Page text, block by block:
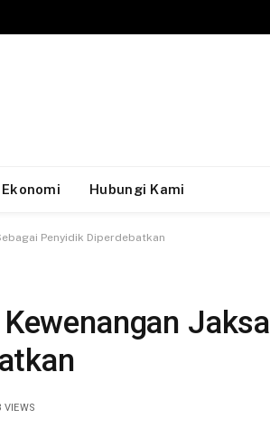
Ekonomi Hubungi Kami
Penyidik Diperdebatkan
Jaksa
VIEWS